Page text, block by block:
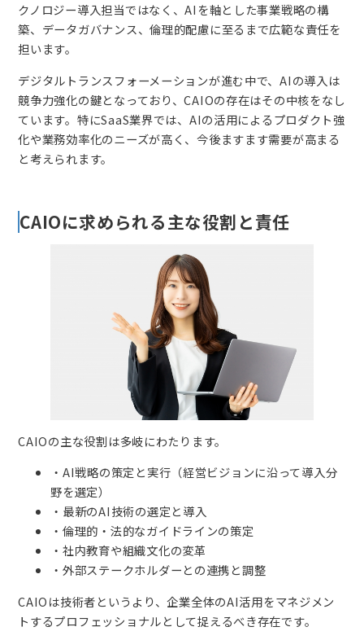
クノロジー導入担当ではなく、AIを軸とした事業戦略の構
築、データガバナンス、倫理的配慮に至るまで広範な責任を
担います。
デジタルトランスフォーメーションが進む中で、AIの導入は
競争力強化の鍵となっており、CAIOの存在はその中核をなし
ています。特にSaaS業界では、AIの活用によるプロダクト強
化や業務効率化のニーズが高く、今後ますます需要が高まる
と考えられます。
CAIOに求められる主な役割と責任
CAIOの主な役割は多岐にわたります。
・AI戦略の策定と実行（経営ビジョンに沿って導入分
野を選定）
・最新のAI技術の選定と導入
・倫理的・法的なガイドラインの策定
・社内教育や組織文化の変革
・外部ステークホルダーとの連携と調整
CAIOは技術者というより、企業全体のAI活用をマネジメン
トするプロフェッショナルとして捉えるべき存在です。